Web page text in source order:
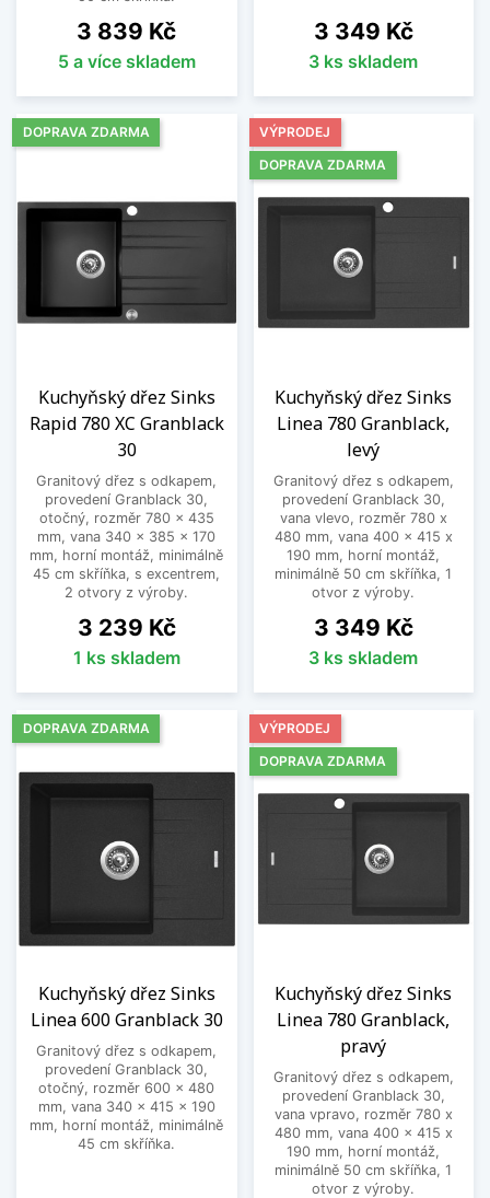
Cena
3 839 Kč
5 a více skladem
Cena
3 349 Kč
3 ks skladem
Kuchyňský dřez Sinks
Rapid 780 XC Granblack
30
Granitový dřez s odkapem,
provedení Granblack 30,
otočný, rozměr 780 x 435
mm, vana 340 x 385 x 170
mm, horní montáž, minimálně
45 cm skříňka, s excentrem,
2 otvory z výroby.
Cena
3 239 Kč
1 ks skladem
DOPRAVA ZDARMA
Kuchyňský dřez Sinks
Linea 780 Granblack,
levý
Granitový dřez s odkapem,
provedení Granblack 30,
vana vlevo, rozměr 780 x
480 mm, vana 400 x 415 x
190 mm, horní montáž,
minimálně 50 cm skříňka, 1
otvor z výroby.
Cena
3 349 Kč
3 ks skladem
VÝPRODEJ
DOPRAVA ZDARMA
Kuchyňský dřez Sinks
Linea 600 Granblack 30
Granitový dřez s odkapem,
provedení Granblack 30,
otočný, rozměr 600 x 480
mm, vana 340 x 415 x 190
mm, horní montáž, minimálně
45 cm skříňka.
DOPRAVA ZDARMA
Kuchyňský dřez Sinks
Linea 780 Granblack,
pravý
Granitový dřez s odkapem,
provedení Granblack 30,
vana vpravo, rozměr 780 x
480 mm, vana 400 x 415 x
190 mm, horní montáž,
minimálně 50 cm skříňka, 1
otvor z výroby.
VÝPRODEJ
DOPRAVA ZDARMA